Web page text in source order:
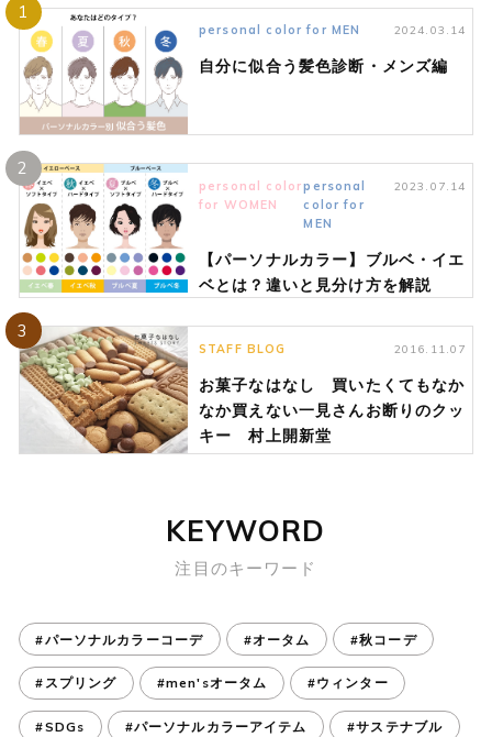
1
personal color for MEN 2024.03.14
自分に似合う髪色診断・メンズ編
2
personal color
for WOMEN
personal
color for
MEN
2023.07.14
【パーソナルカラー】ブルベ・イエ
ベとは？違いと見分け方を解説
3
STAFF BLOG 2016.11.07
お菓子なはなし 買いたくてもなか
なか買えない一見さんお断りのクッ
キー 村上開新堂
KEYWORD
注目のキーワード
#パーソナルカラーコーデ #オータム #秋コーデ
#スプリング #men'sオータム #ウィンター
#SDGs #パーソナルカラーアイテム #サステナブル